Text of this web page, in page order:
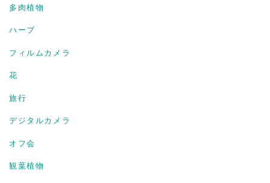
多肉植物
ハーブ
フィルムカメラ
花
旅行
デジタルカメラ
オフ会
観葉植物